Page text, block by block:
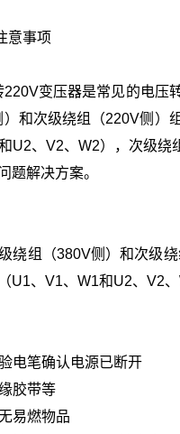
意事项
变压器是常见的电
和次级绕组（220V侧）
U2、V2、W2），次级
题解决方案。
绕组（380V侧）和次级
U1、V1、W1和U2、V2
电笔确认电源已断开
胶带等
易燃物品